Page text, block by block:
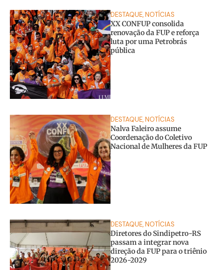
DESTAQUE,NOTÍCIAS
XX CONFUP consolida
renovação da FUP e reforça
luta por uma Petrobrás
pública
DESTAQUE,NOTÍCIAS
Nalva Faleiro assume
Coordenação do Coletivo
Nacional de Mulheres da FUP
DESTAQUE,NOTÍCIAS
Diretores do Sindipetro-RS
passam a integrar nova
direção da FUP para o triênio
2026-2029